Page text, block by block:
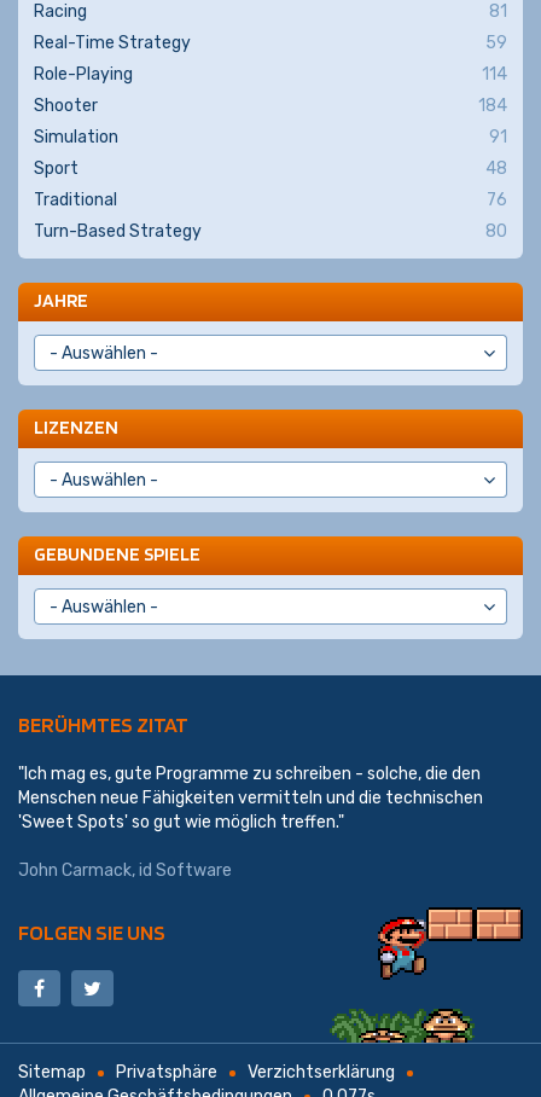
Racing
81
Real-Time Strategy
59
Role-Playing
114
Shooter
184
Simulation
91
Sport
48
Traditional
76
Turn-Based Strategy
80
JAHRE
LIZENZEN
GEBUNDENE SPIELE
BERÜHMTES ZITAT
"Ich mag es, gute Programme zu schreiben - solche, die den
Menschen neue Fähigkeiten vermitteln und die technischen
'Sweet Spots' so gut wie möglich treffen."
John Carmack,id Software
FOLGEN SIE UNS
Sitemap Privatsphäre
Verzichtserklärung